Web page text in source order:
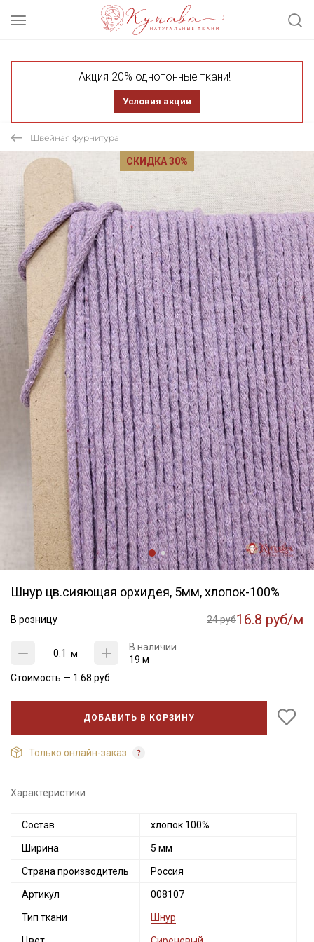
Акция 20% однотонные ткани!
Условия акции
Швейная фурнитура
СКИДКА 30%
Шнур цв.сияющая орхидея, 5мм, хлопок-100%
В розницу 24 руб16.8 руб/м
м
В наличии
19 м
Стоимость — 1.68 руб
ДОБАВИТЬ В КОРЗИНУ
Только онлайн-заказ
Характеристики
Состав хлопок 100%
Ширина 5 мм
Страна производитель Россия
Артикул 008107
Тип ткани Шнур
Секретная рассылка от Купава
Мы публикуем здесь дополнительные
Электронная почта